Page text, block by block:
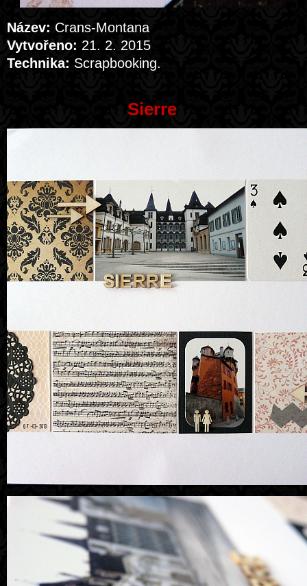
Název: Crans-Montana
Vytvořeno: 21. 2. 2015
Technika: Scrapbooking.
Sierre